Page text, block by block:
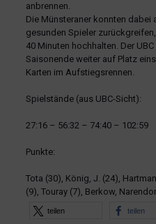
anbrennen.
Die Münsteraner konnten dabei
gesunden Spieler
40 Minuten hochhalten. Der
Saisonende weiter auf Platz
Karten im Aufstiegsrennen.
Spielstände (aus UBC-Sicht):
27:16 – 56:32 – 74:40 – 102:59
Punkte:
Tota (30), König, J. (24),
(9), Touray (7), Berkow,
teilen teilen